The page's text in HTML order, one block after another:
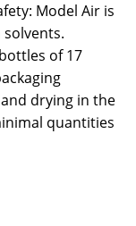
Model Air is
of 17
drying in the
quantities